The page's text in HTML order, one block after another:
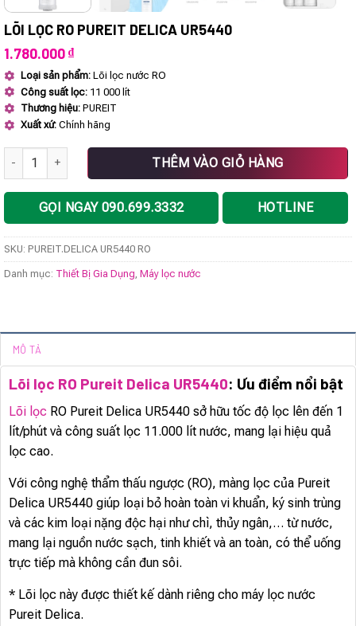
LÕI LỌC RO PUREIT DELICA UR5440
1.780.000 ₫
Loại sản phẩm: Lõi lọc nước RO
Công suất lọc: 11 000 lít
Thương hiệu: PUREIT
Xuất xứ: Chính hãng
Lõi lọc RO PUREIT DELICA UR5440 số lượng
THÊM VÀO GIỎ HÀNG
GỌI NGAY 090.699.3332 HOTLINE
SKU: PUREIT.DELICA UR5440 RO
Danh mục: Thiết Bị Gia Dụng Máy lọc nước
MÔ TẢ
Lõi lọc RO Pureit Delica UR5440: Ưu điểm nổi bật
Lõi lọc RO Pureit Delica UR5440 sở hữu tốc độ lọc lên đến 1
lít/phút và công suất lọc 11.000 lít nước, mang lại hiệu quả
lọc cao.
Với công nghệ thẩm thấu ngược (RO), màng lọc của Pureit
Delica UR5440 giúp loại bỏ hoàn toàn vi khuẩn, ký sinh trùng
và các kim loại nặng độc hại như chì, thủy ngân,… từ nước,
mang lại nguồn nước sạch, tinh khiết và an toàn, có thể uống
trực tiếp mà không cần đun sôi.
* Lõi lọc này được thiết kế dành riêng cho máy lọc nước
Pureit Delica.